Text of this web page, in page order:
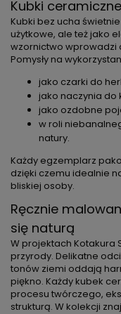
Kubki
Kubki bez ucha
użytkowe, ale też jako
wzornictwo wprowadzi
Pomysły na
jako czarki do
jako naczynia do
jako ozdobne
w roli
natury.
Każdy egzemplarz
dzięki czemu idealnie
bliskiej osoby.
Ręcznie
się naturą
W projektach Kotakura
przyrody. Delikatne
tonów ziemi oddają
piękno. Każdy kubek
procesu twórczego,
strukturą. W kolekcji